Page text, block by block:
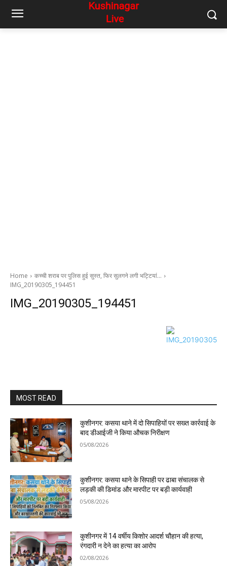
Home
कच्ची शराब पर पुलिस हुई सुस्त, फिर सुलगने लगी भट्टियां…
IMG_20190305_194451
IMG_20190305_194451
MOST READ
कुशीनगर: कसया थाने में दो सिपाहियों पर सख्त कार्रवाई के
बाद डीआईजी ने किया औचक निरीक्षण
05/08/2026
कुशीनगर: कसया थाने के सिपाही पर ढाबा संचालक से
लड़की की डिमांड और मारपीट पर बड़ी कार्यवाही
05/08/2026
कुशीनगर में 14 वर्षीय किशोर आदर्श चौहान की हत्या,
रंगदारी न देने का हत्या का आरोप
02/08/2026